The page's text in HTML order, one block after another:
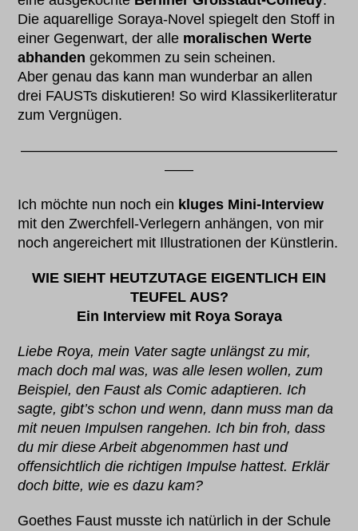
Die aquarellige Soraya-Novel spiegelt den Stoff in
einer Gegenwart, der alle moralischen Werte
abhanden gekommen zu sein scheinen.
Aber genau das kann man wunderbar an allen
drei FAUSTs diskutieren! So wird Klassikerliteratur
zum Vergnügen.
——————————————————————
——
Ich möchte nun noch ein kluges Mini-Interview
mit den Zwerchfell-Verlegern anhängen, von mir
noch angereichert mit Illustrationen der Künstlerin.
WIE SIEHT HEUTZUTAGE EIGENTLICH EIN
TEUFEL AUS?
Ein Interview mit Roya Soraya
Liebe Roya, mein Vater sagte unlängst zu mir,
mach doch mal was, was alle lesen wollen, zum
Beispiel, den Faust als Comic adaptieren. Ich
sagte, gibt’s schon und wenn, dann muss man da
mit neuen Impulsen rangehen. Ich bin froh, dass
du mir diese Arbeit abgenommen hast und
offensichtlich die richtigen Impulse hattest. Erklär
doch bitte, wie es dazu kam?
Goethes Faust musste ich natürlich in der Schule